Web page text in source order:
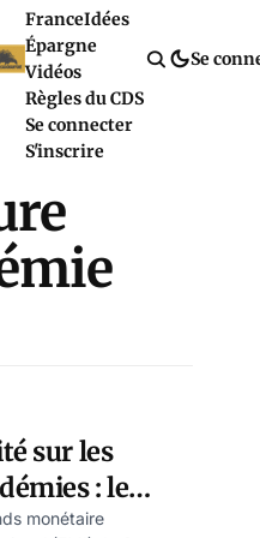
FranceIdées
Épargne
Vidéos
Règles du CDS
Se connecter
S'inscrire
Se
sur les
: le
le FMI et
monétaire